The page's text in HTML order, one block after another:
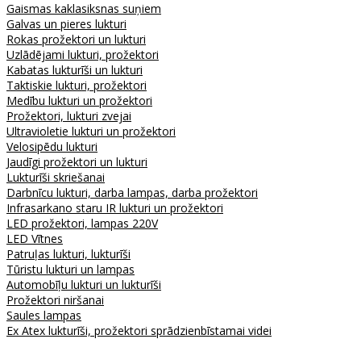
Gaismas kaklasiksnas suņiem
Galvas un pieres lukturi
Rokas prožektori un lukturi
Uzlādējami lukturi, prožektori
Kabatas lukturīši un lukturi
Taktiskie lukturi, prožektori
Medību lukturi un prožektori
Prožektori, lukturi zvejai
Ultravioletie lukturi un prožektori
Velosipēdu lukturi
Jaudīgi prožektori un lukturi
Lukturīši skriešanai
Darbnīcu lukturi, darba lampas, darba prožektori
Infrasarkano staru IR lukturi un prožektori
LED prožektori, lampas 220V
LED Vītnes
Patruļas lukturi, lukturīši
Tūristu lukturi un lampas
Automobīļu lukturi un lukturīši
Prožektori niršanai
Saules lampas
Ex Atex lukturīši, prožektori sprādzienbīstamai videi